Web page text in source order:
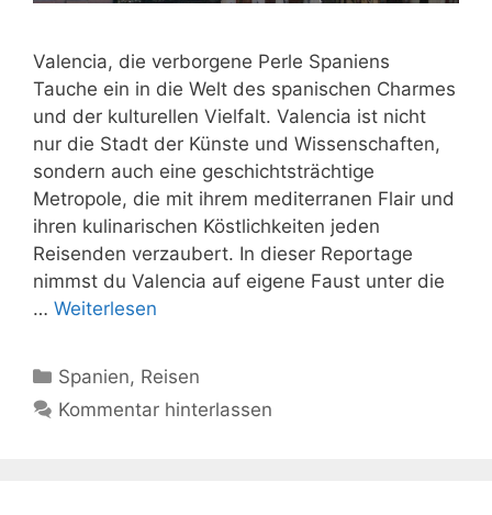
Valencia, die verborgene Perle Spaniens
Tauche ein in die Welt des spanischen Charmes
und der kulturellen Vielfalt. Valencia ist nicht
nur die Stadt der Künste und Wissenschaften,
sondern auch eine geschichtsträchtige
Metropole, die mit ihrem mediterranen Flair und
ihren kulinarischen Köstlichkeiten jeden
Reisenden verzaubert. In dieser Reportage
nimmst du Valencia auf eigene Faust unter die
… Weiterlesen
Kategorien
Spanien, Reisen
Kommentar hinterlassen